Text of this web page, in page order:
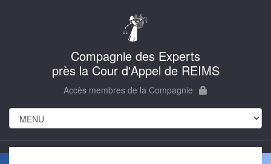
Compagnie des Experts
près la Cour d'Appel de REIMS
Accès membres de la Compagnie